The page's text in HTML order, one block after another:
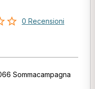
0 Recensioni
Sommacampagna